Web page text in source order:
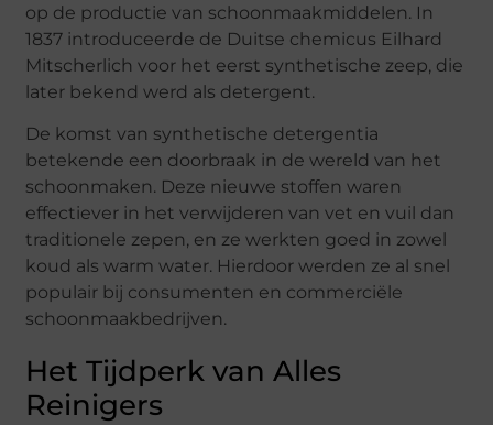
op de productie van schoonmaakmiddelen. In
1837 introduceerde de Duitse chemicus Eilhard
Mitscherlich voor het eerst synthetische zeep, die
later bekend werd als detergent.
De komst van synthetische detergentia
betekende een doorbraak in de wereld van het
schoonmaken. Deze nieuwe stoffen waren
effectiever in het verwijderen van vet en vuil dan
traditionele zepen, en ze werkten goed in zowel
koud als warm water. Hierdoor werden ze al snel
populair bij consumenten en commerciële
schoonmaakbedrijven.
Het Tijdperk van Alles
Reinigers